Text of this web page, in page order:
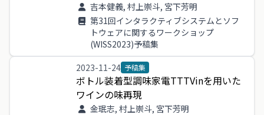
吉本健義, 村上崇斗, 宮下芳明
第31回インタラクティブシステムとソフ
トウェアに関するワークショップ
(WISS2023)予稿集
2023-11-24 予稿集
ボトル装着型調味家電TTTVinを用いた
ワインの味再現
金珉志, 村上崇斗, 宮下芳明